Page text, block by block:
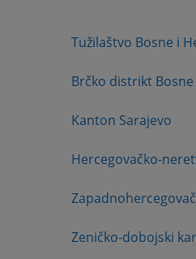
Tužilaštvo Bosne i
Brčko distrikt
Kanton Sarajevo
Hercegovačko-
Zeničko-dobojski